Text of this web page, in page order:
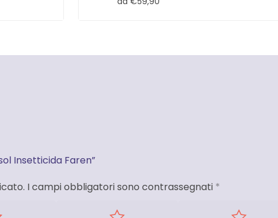
Insetticida Faren”
I campi obbligatori sono contrassegnati *